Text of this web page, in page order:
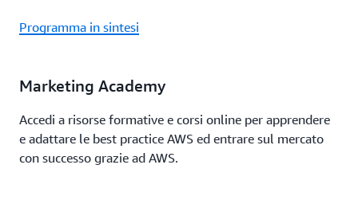
Programma in sintesi
Marketing Academy
Accedi a risorse formative e corsi online per apprendere
e adattare le best practice AWS ed entrare sul mercato
con successo grazie ad AWS.